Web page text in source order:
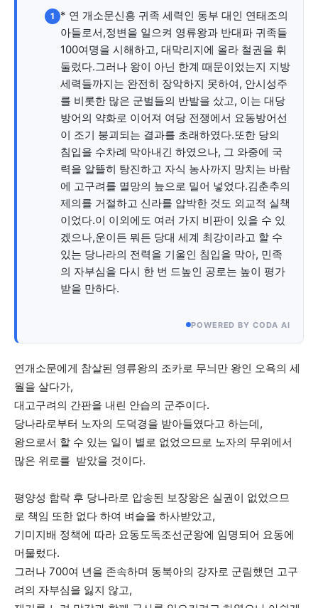
커뮤니티
자유게시판 미니게임 운세 풀이
서비스 & 앱
수완뉴스 추천 서비스
스토어 수완 키즈 청년공감 청라온
멤버십 소개 이니셔티브
커리어
기자단 참여
저널리즘 바이브
출판서비스
보도자료 작성 서비스
커뮤니티
자유게시판 미니게임 운세 풀이
서비스 & 앱
수완뉴스 추천 서비스
스토어 수완 키즈 청년공감 청라온
멤버십 소개 이니셔티브
커리어
기자단 참여
저널리즘 바이브
출판서비스
보도자료 작성 서비스
깊이를 더하고 넓이를 채우다, 전 세대를 위한 뉴스
1
* 연 개소문신흥 귀족 세력인 동부 대인 연태조의
아들로서,정변을 일으켜 영류왕과 반대파 귀족들
100여명을 시해하고, 대막리지에 올라 철권을 휘
둘렀다.그러나 왕이 아닌 한계 때문이었는지 지방
세력들까지는 완전히 장악하지 못하여, 안시성주
를 비롯한 많은 군벌들의 반발을 샀고, 이는 대당
방어의 약화로 이어져 여당 전쟁에서 요동방어선
이 조기 붕괴되는 결과를 초래하였다.또한 당의
침입을 수차례 막아내긴 하였으나, 그 와중에 국
력을 알뜰히 탕진하고 자식 농사까지 망치는 바람
에 고구려를 멸망의 늪으로 밀어 넣었다.김춘추의
제의를 거절하고 신라를 압박한 것도 외교적 실책
이었다.이 이외에도 여러 가지 비판이 있을 수 있
겠으나,운이든 뭐든 당대 세계 최강이라고 할 수
있는 당나라의 전력을 기울인 침입을 막아, 민족
의 자부심을 다시 한 번 드높인 공로는 높이 평가
받을 만하다.
POWERED BY CODA AI
연개소문에게 참살된 영류왕의 조카로 무늬만 왕인 오욕의 세
월을 살다가,
대고구려의 간판을 내린 안습의 군주이다.
당나라로부터 노자의 도덕경을 받아들였다고 하는데,
왕으로서 할 수 있는 일이 별로 없었으므로 노자의 무위에서
많은 위로를 받았을 것이다.
평양성 함락 후 당나라로 압송된 보장왕은 실권이 없었으므
로 책임 또한 없다 하여 벼슬을 하사받았고,
기미지배 정책에 따라 요동도독조선군왕에 임명되어 요동에
머물렀다.
그러나 700여 년을 존속하며 동북아의 강자로 군림했던 고구
려의 자부심을 잃지 않고,